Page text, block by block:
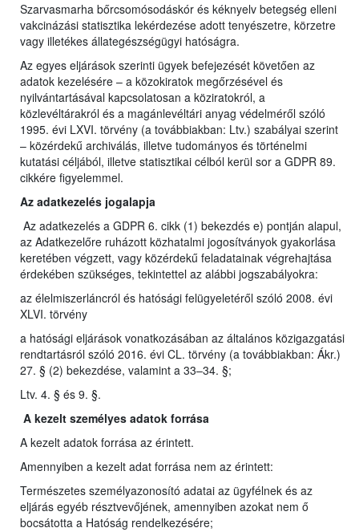
Szarvasmarha bőrcsomósodáskór és kéknyelv betegség elleni
vakcinázási statisztika lekérdezése adott tenyészetre, körzetre
vagy illetékes állategészségügyi hatóságra.
Az egyes eljárások szerinti ügyek befejezését követően az
adatok kezelésére – a közokiratok megőrzésével és
nyilvántartásával kapcsolatosan a köziratokról, a
közlevéltárakról és a magánlevéltári anyag védelméről szóló
1995. évi LXVI. törvény (a továbbiakban: Ltv.) szabályai szerint
– közérdekű archiválás, illetve tudományos és történelmi
kutatási céljából, illetve statisztikai célból kerül sor a GDPR 89.
cikkére figyelemmel.
Az adatkezelés jogalapja
Az adatkezelés a GDPR 6. cikk (1) bekezdés e) pontján alapul,
az Adatkezelőre ruházott közhatalmi jogosítványok gyakorlása
keretében végzett, vagy közérdekű feladatainak végrehajtása
érdekében szükséges, tekintettel az alábbi jogszabályokra:
az élelmiszerláncról és hatósági felügyeletéről szóló 2008. évi
XLVI. törvény
a hatósági eljárások vonatkozásában az általános közigazgatási
rendtartásról szóló 2016. évi CL. törvény (a továbbiakban: Ákr.)
27. § (2) bekezdése, valamint a 33–34. §;
Ltv. 4. § és 9. §.
A kezelt személyes adatok forrása
A kezelt adatok forrása az érintett.
Amennyiben a kezelt adat forrása nem az érintett:
Természetes személyazonosító adatai az ügyfélnek és az
eljárás egyéb résztvevőjének, amennyiben azokat nem ő
bocsátotta a Hatóság rendelkezésére;